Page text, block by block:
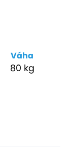
Váha
80 kg